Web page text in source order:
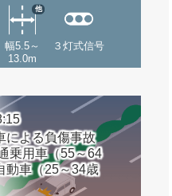
幅5.5～
13.0m
他
３灯式信号
による負傷事故
乗用車（55～64
動車（25～34歳